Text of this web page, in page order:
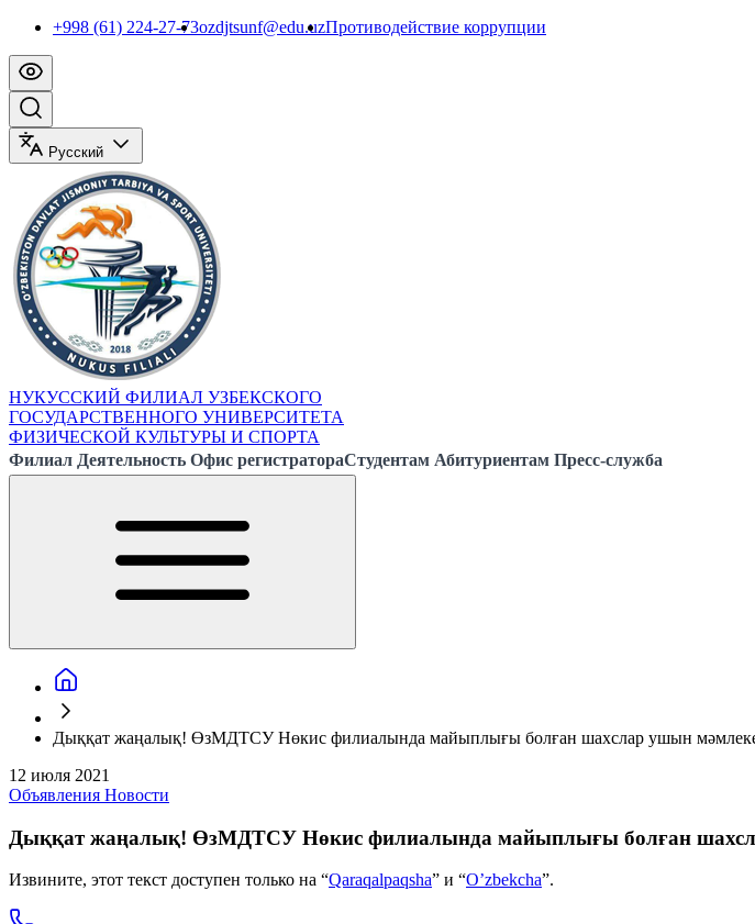
+998 (61) 224-27-73ozdjtsunf@edu.uzПротиводействие коррупции
Русский
НУКУССКИЙ ФИЛИАЛ УЗБЕКСКОГО
ГОСУДАРСТВЕННОГО УНИВЕРСИТЕТА
ФИЗИЧЕСКОЙ КУЛЬТУРЫ И СПОРТА
Филиал Деятельность Офис регистратораСтудентам Абитуриентам Пресс-служба
Дыққат жаңалық! ӨзМДТСУ Нөкис филиалында майыплығы болған шахслар ушын
12 июля 2021
Объявления Новости
Дыққат жаңалық! ӨзМДТСУ Нөкис филиалында майыплығы болған
Извините, этот текст доступен только на “Qaraqalpaqsha” и “O’zbekcha”.